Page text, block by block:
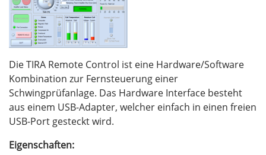
Die TIRA Remote Control ist eine Hardware/Software
Kombination zur Fernsteuerung einer
Schwingprüfanlage. Das Hardware Interface besteht
aus einem USB-Adapter, welcher einfach in einen freien
USB-Port gesteckt wird.
Eigenschaften: